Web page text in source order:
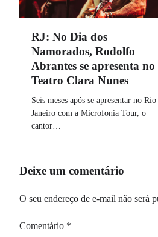
RJ: No Dia dos
Namorados, Rodolfo
Abrantes se apresenta no
Teatro Clara Nunes
Seis meses após se apresentar no Rio
Janeiro com a Microfonia Tour, o
cantor…
Deixe um comentário
O seu endereço de e-mail não será
Comentário *